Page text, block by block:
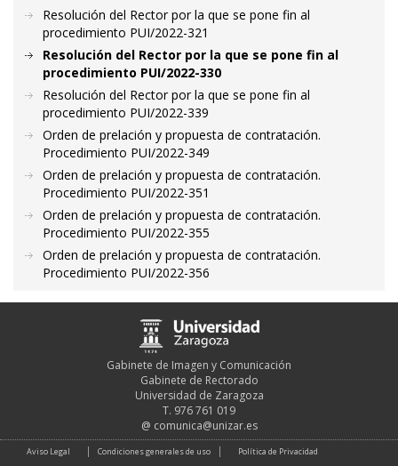
Resolución del Rector por la que se pone fin al
procedimiento PUI/2022-321
Resolución del Rector por la que se pone fin al
procedimiento PUI/2022-330
Resolución del Rector por la que se pone fin al
procedimiento PUI/2022-339
Orden de prelación y propuesta de contratación.
Procedimiento PUI/2022-349
Orden de prelación y propuesta de contratación.
Procedimiento PUI/2022-351
Orden de prelación y propuesta de contratación.
Procedimiento PUI/2022-355
Orden de prelación y propuesta de contratación.
Procedimiento PUI/2022-356
Gabinete de Imagen y Comunicación
Gabinete de Rectorado
Universidad de Zaragoza
T. 976 761 019
@ comunica@unizar.es
Aviso Legal Condiciones generales de uso Política de Privacidad